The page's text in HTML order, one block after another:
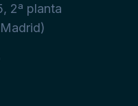
2ª planta